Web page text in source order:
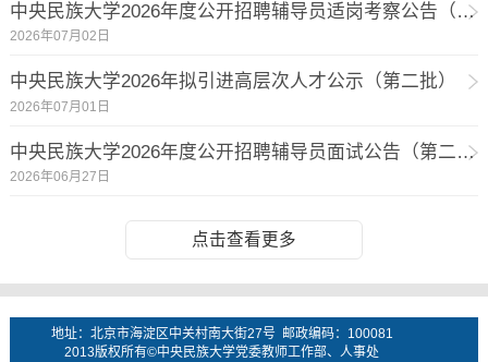
中央民族大学2026年度公开招聘辅导员适岗考察公告（第二批）
2026年07月02日
中央民族大学2026年拟引进高层次人才公示（第二批）
2026年07月01日
中央民族大学2026年度公开招聘辅导员面试公告（第二批）
2026年06月27日
点击查看更多
地址：北京市海淀区中关村南大街27号 邮政编码：100081
2013版权所有©中央民族大学党委教师工作部、人事处